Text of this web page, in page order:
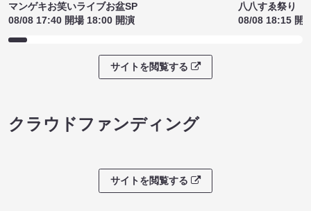
マンゲキお笑いライブお盆SP
08/08 17:40 開場 18:00 開演
八八すゑ祭り
08/08 18:15 開
サイトを閲覧する
クラウドファンディング
サイトを閲覧する